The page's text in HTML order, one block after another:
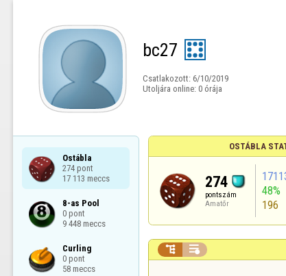
bc27
Csatlakozott: 6/10/2019
Utoljára online: 0 órája
Ostábla
274 pont
17 113 meccs
8-as Pool
0 pont
9 448 meccs
Curling
0 pont
58 meccs
OSTÁBLA
274
pontszám
Amatőr
48%
196
 